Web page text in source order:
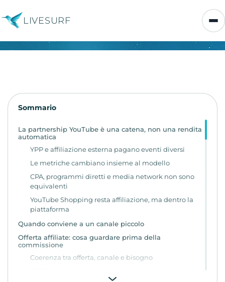
LIVESURF
Sommario
La partnership YouTube è una catena, non una rendita
automatica
YPP e affiliazione esterna pagano eventi diversi
Le metriche cambiano insieme al modello
CPA, programmi diretti e media network non sono
equivalenti
YouTube Shopping resta affiliazione, ma dentro la
piattaforma
Quando conviene a un canale piccolo
Offerta affiliate: cosa guardare prima della
commissione
Coerenza tra offerta, canale e bisogno